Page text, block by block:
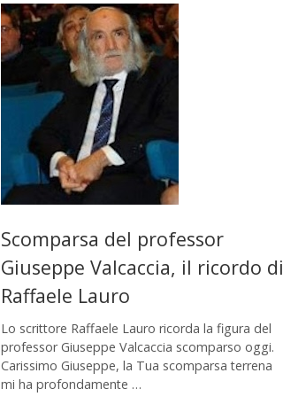
Scomparsa del professor
Giuseppe Valcaccia, il ricordo di
Raffaele Lauro
Lo scrittore Raffaele Lauro ricorda la figura del
professor Giuseppe Valcaccia scomparso oggi.
Carissimo Giuseppe, la Tua scomparsa terrena
mi ha profondamente …